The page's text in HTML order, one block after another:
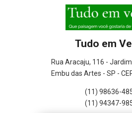
Tudo em
Rua Aracaju, 116 -
Embu das Artes - SP -
(11) 98636-
(11) 94347-